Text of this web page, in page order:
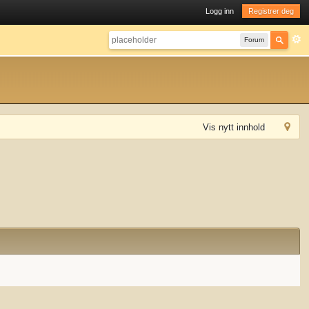
Logg inn Registrer deg
Forum
Vis nytt innhold